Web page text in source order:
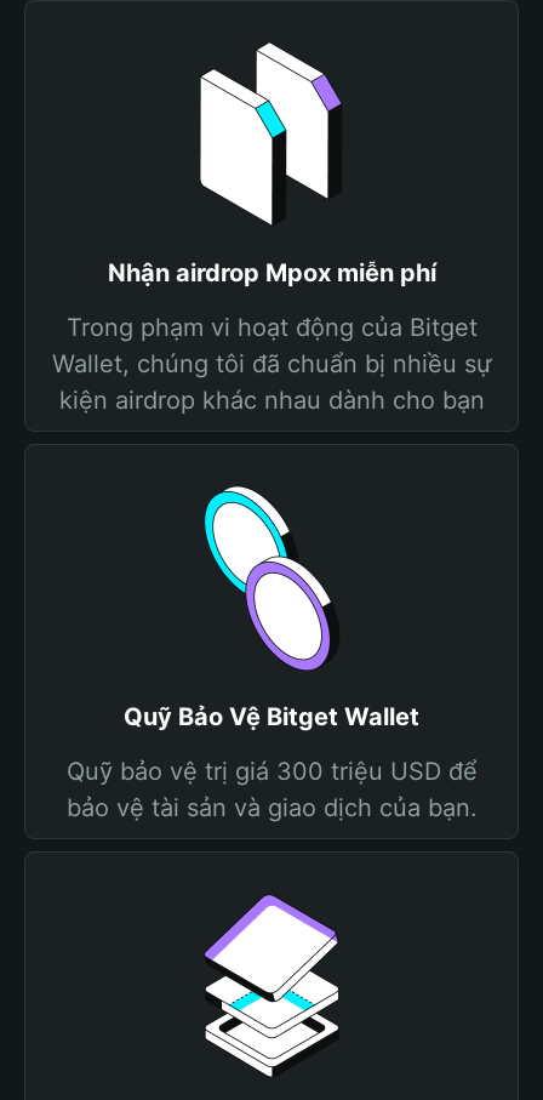
Nhận airdrop Mpox miễn phí
Trong phạm vi hoạt động của Bitget
Wallet, chúng tôi đã chuẩn bị nhiều sự
kiện airdrop khác nhau dành cho bạn
Quỹ Bảo Vệ Bitget Wallet
Quỹ bảo vệ trị giá 300 triệu USD để
bảo vệ tài sản và giao dịch của bạn.